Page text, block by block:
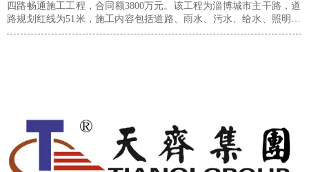
四路畅通施工工程，合同额3800万元。该工程为淄博城市主干路，道
路规划红线为51米，施工内容包括道路、雨水、污水、给水、照明、
交通信号管线及交通设施工程等，施工总工期为243日历天，由魏海